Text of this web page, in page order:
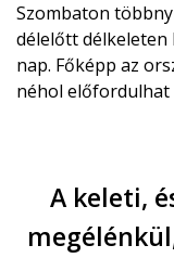
Szombaton
délelőtt délkeleten
nap. Főképp az
néhol előfordulhat
A keleti,